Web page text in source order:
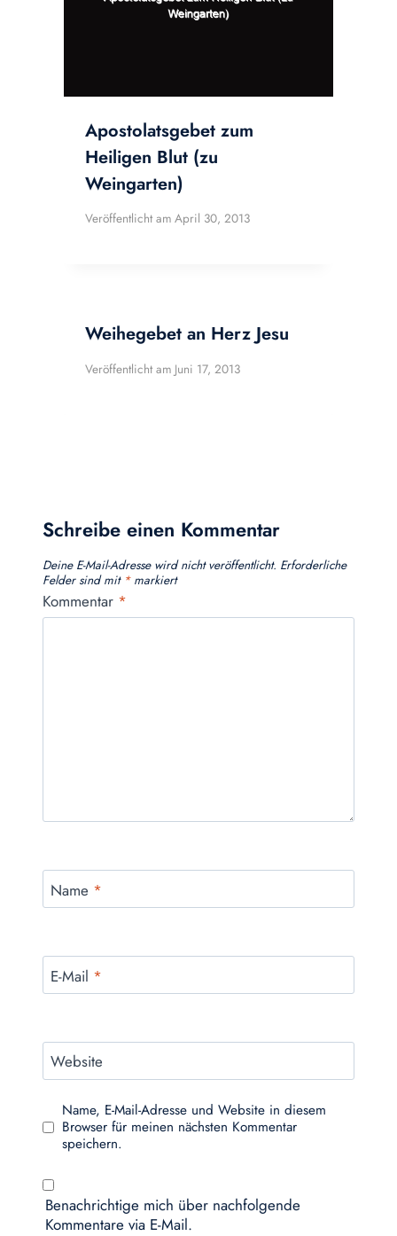
Apostolatsgebet zum
Heiligen Blut (zu
Weingarten)
Veröffentlicht am April 30, 2013
Weihegebet an Herz Jesu
Veröffentlicht am Juni 17, 2013
Schreibe einen Kommentar
Deine E-Mail-Adresse wird nicht veröffentlicht. Erforderliche
Felder sind mit *markiert
Kommentar *
Name *
E-Mail *
Website
Name, E-Mail-Adresse und Website in diesem
Browser für meinen nächsten Kommentar
speichern.
Benachrichtige mich über nachfolgende
Kommentare via E-Mail.